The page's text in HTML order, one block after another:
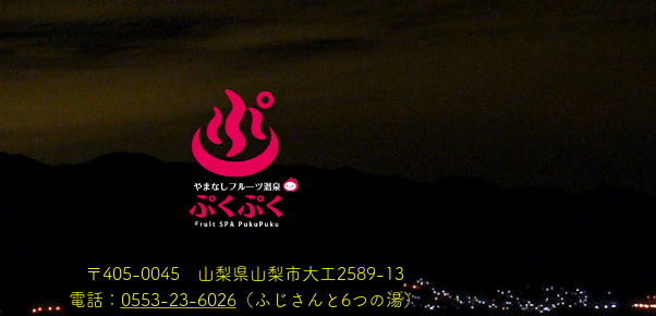
〒405-0045 山梨県山梨市大工2589-13
電話： 0553-23-6026（ふじさんと6つの湯）